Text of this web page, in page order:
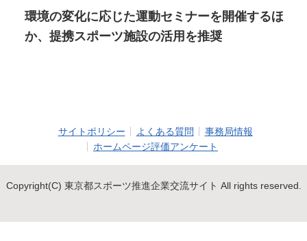
環境の変化に応じた運動セミナーを開催するほ
か、提携スポーツ施設の活用を推奨
サイトポリシー よくある質問
事務局情報
ホームページ評価アンケート
Copyright(C) 東京都スポーツ推進企業交流サイト All rights reserved.